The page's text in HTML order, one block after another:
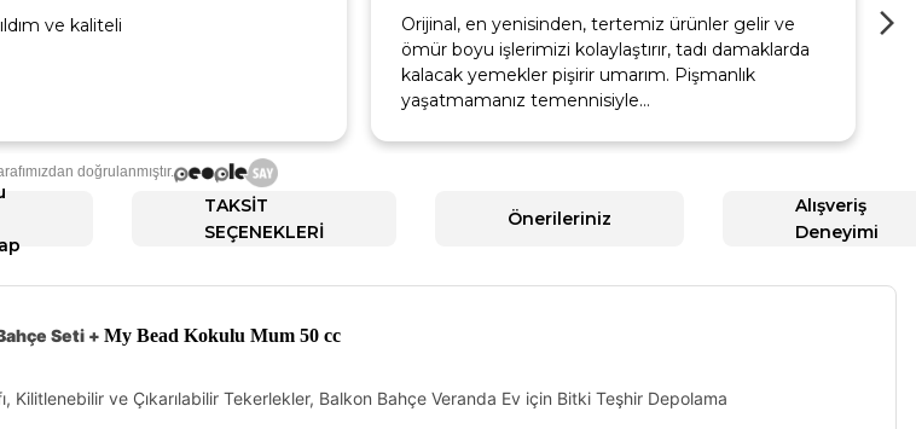
ve kaliteli
Orijinal, en yenisinden, tertemiz ürünler gelir ve
ömür boyu işlerimizi kolaylaştırır, tadı damaklarda
kalacak yemekler pişirir umarım. Pişmanlık
yaşatmamanız temennisiyle…
doğrulanmıştır.
TAKSİT
SEÇENEKLERİ
Önerileriniz
Alışveriş
Deneyimi
Seti + My Bead Kokulu Mum 50 cc
Kilitlenebilir ve Çıkarılabilir Tekerlekler, Balkon Bahçe Veranda Ev için Bitki Teşhir Depolama